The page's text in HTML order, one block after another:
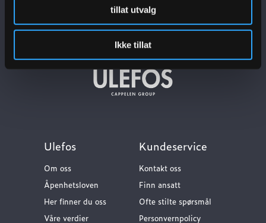
tillat utvalg
Ikke tillat
Ulefos
Om oss
Åpenhetsloven
Her finner du oss
Våre verdier
Kundeservice
Kontakt oss
Finn ansatt
Ofte stilte spørsmål
Personvernpolicy